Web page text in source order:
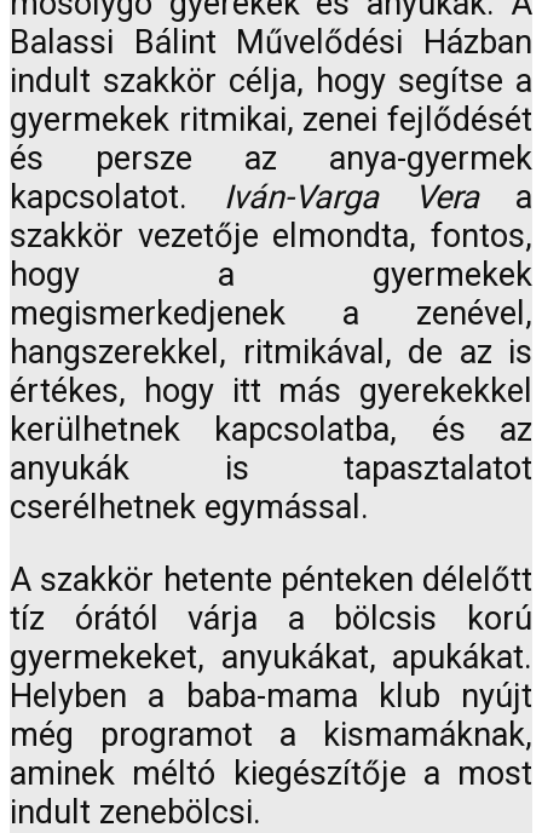
Balassi Bálint Művelődési Házban
indult szakkör célja, hogy segítse a
gyermekek ritmikai, zenei fejlődését
és persze az anya-gyermek
kapcsolatot. Iván-Varga Veraa
szakkör vezetője elmondta, fontos,
hogy a gyermekek
megismerkedjenek a zenével,
hangszerekkel, ritmikával, de az is
értékes, hogy itt más gyerekekkel
kerülhetnek kapcsolatba, és az
anyukák is tapasztalatot
cserélhetnek egymással.
A szakkör hetente pénteken délelőtt
tíz órától várja a bölcsis korú
gyermekeket, anyukákat, apukákat.
Helyben a baba-mama klub nyújt
még programot a kismamáknak,
aminek méltó kiegészítője a most
indult zenebölcsi.